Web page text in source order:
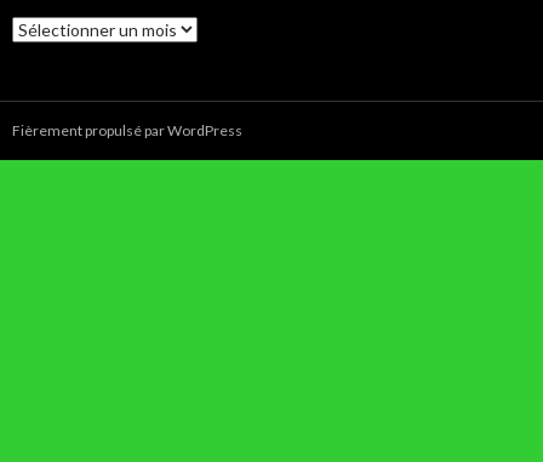
Archives
Fièrement propulsé par WordPress